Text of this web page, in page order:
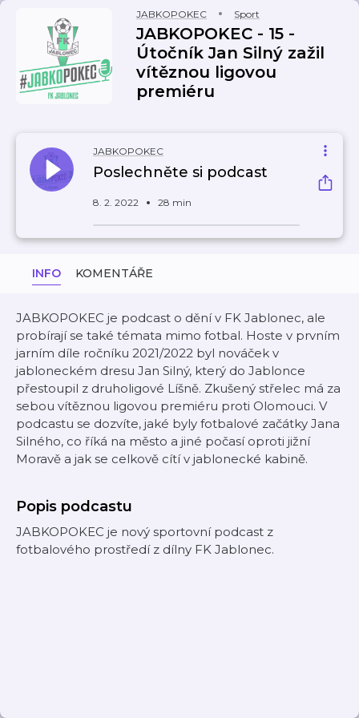
JABKOPOKEC Sport
JABKOPOKEC - 15 -
Útočník Jan Silný zažil
vítěznou ligovou
premiéru
JABKOPOKEC
Poslechněte si podcast
8. 2. 2022 28 min
INFO KOMENTÁŘE
JABKOPOKEC je podcast o dění v FK Jablonec, ale
probírají se také témata mimo fotbal. Hoste v prvním
jarním díle ročníku 2021/2022 byl nováček v
jabloneckém dresu Jan Silný, který do Jablonce
přestoupil z druholigové Líšně. Zkušený střelec má za
sebou vítěznou ligovou premiéru proti Olomouci. V
podcastu se dozvíte, jaké byly fotbalové začátky Jana
Silného, co říká na město a jiné počasí oproti jižní
Moravě a jak se celkově cítí v jablonecké kabině.
Popis podcastu
JABKOPOKEC je nový sportovní podcast z
fotbalového prostředí z dílny FK Jablonec.